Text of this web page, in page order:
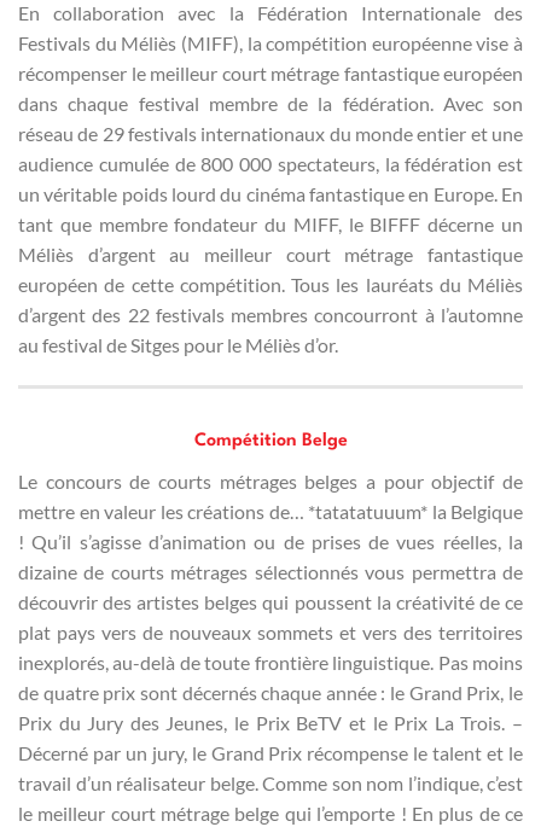
En collaboration avec la Fédération Internationale des
Festivals du Méliès (MIFF), la compétition européenne vise à
récompenser le meilleur court métrage fantastique européen
dans chaque festival membre de la fédération. Avec son
réseau de 29 festivals internationaux du monde entier et une
audience cumulée de 800 000 spectateurs, la fédération est
un véritable poids lourd du cinéma fantastique en Europe. En
tant que membre fondateur du MIFF, le BIFFF décerne un
Méliès d’argent au meilleur court métrage fantastique
européen de cette compétition. Tous les lauréats du Méliès
d’argent des 22 festivals membres concourront à l’automne
au festival de Sitges pour le Méliès d’or.
Compétition Belge
Le concours de courts métrages belges a pour objectif de
mettre en valeur les créations de… *tatatatuuum* la Belgique
! Qu’il s’agisse d’animation ou de prises de vues réelles, la
dizaine de courts métrages sélectionnés vous permettra de
découvrir des artistes belges qui poussent la créativité de ce
plat pays vers de nouveaux sommets et vers des territoires
inexplorés, au-delà de toute frontière linguistique. Pas moins
de quatre prix sont décernés chaque année : le Grand Prix, le
Prix du Jury des Jeunes, le Prix BeTV et le Prix La Trois. –
Décerné par un jury, le Grand Prix récompense le talent et le
travail d’un réalisateur belge. Comme son nom l’indique, c’est
le meilleur court métrage belge qui l’emporte ! En plus de ce